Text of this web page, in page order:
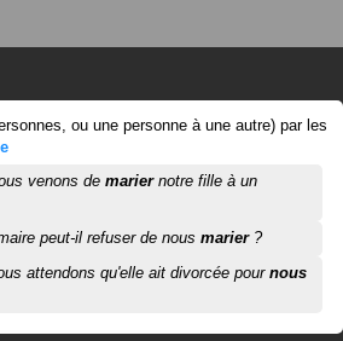
ou une personne à une autre) par les
venons de mariernotre fille à un
peut-il refuser de nous marier?
attendons qu'elle ait divorcée pour nous